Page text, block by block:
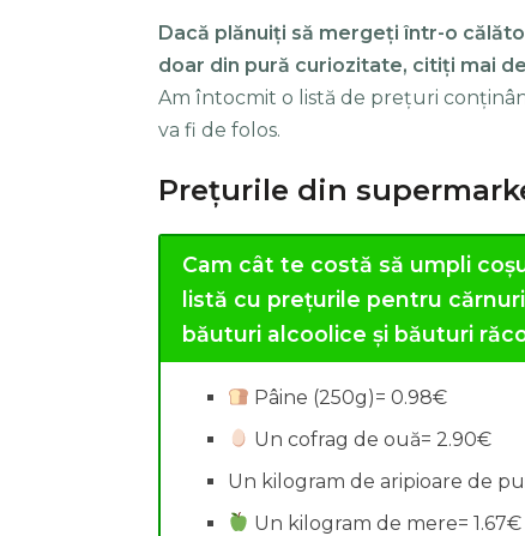
Dacă plănuiți să mergeți într-o
doar din pură curiozitate, citiți mai
Am întocmit o listă de prețuri
va fi de folos.
Prețurile din
Cam cât te costă să umpli
listă cu prețurile pentru
băuturi alcoolice și băuturi
Pâine (250g)= 0.98€
Un cofrag de ouă= 2.90€
Un kilogram de aripioare de
Un kilogram de mere= 1.67€